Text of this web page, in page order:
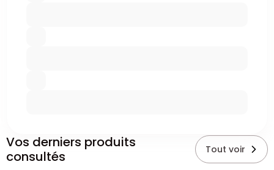
Vos derniers produits
consultés
Tout voir